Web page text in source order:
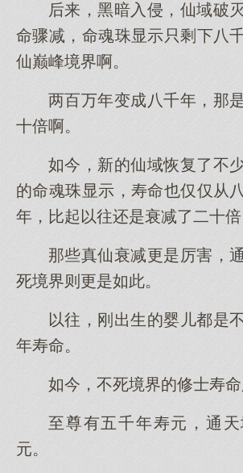
后来，黑暗入侵，仙域破
命骤减，命魂珠显示只剩下八
仙巅峰境界啊。
两百万年变成八千年，那
十倍啊。
如今，新的仙域恢复了不
的命魂珠显示，寿命也仅仅从
年，比起以往还是衰减了二十倍
那些真仙衰减更是厉害，
死境界则更是如此。
以往，刚出生的婴儿都是
年寿命。
如今，不死境界的修士寿命
至尊有五千年寿元，通
元。